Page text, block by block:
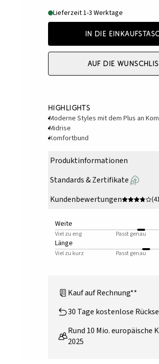
Lieferzeit 1-3 Werktage
In die
Auf die
Highlights
Moderne Styles mit dem Plus an
Midrise
Komfortbund
Produktinformationen
Standards & Zertifikate
Kundenbewertungen
Weite
Viel zu eng Passt genau
Länge
Viel zu kurz Passt genau
Kauf auf Rechnung**
30 Tage kostenlose
Rund 10 Mio. europäische
2025